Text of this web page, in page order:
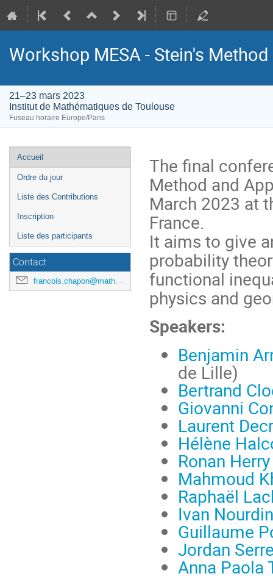
Workshop MESA - Stein's
21–23 mars 2023
Institut de Mathématiques de Toulouse
Fuseau horaire Europe/Paris
Menu
de
l'événement
Accueil
Ordre du jour
Liste des Contributions
Inscription
Liste des participants
Contact
francois.chapon@math.univ-toulouse.fr
The final
Method and
March 2023 at
France.
It aims to give
probability
functional
physics and
Speakers:
Benjamin
de Lille)
Bertrand
Giovanni
Laurent
Hélène
Ronan Herry
Mahmoud
Raphaël
Ivan Nourdin
Guillaume
Jordan
Anna Paola